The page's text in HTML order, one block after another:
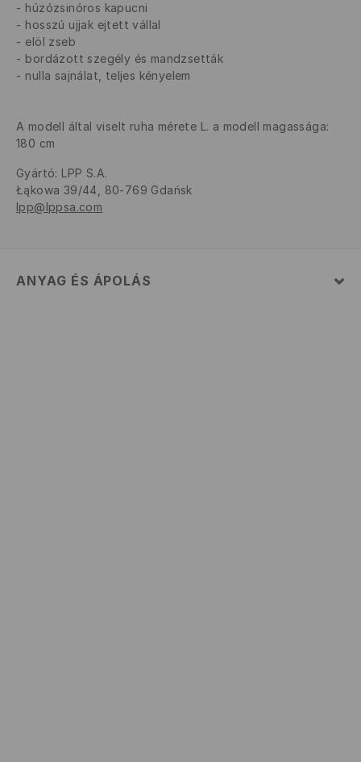
húzózsinóros kapucni
hosszú ujjak ejtett vállal
elöl zseb
bordázott szegély és mandzsetták
nulla sajnálat, teljes kényelem
A modell által viselt ruha mérete L. a modell magassága:
180 cm
Gyártó: LPP S.A.
Łąkowa 39/44, 80-769 Gdańsk
lpp@lppsa.com
ANYAG ÉS ÁPOLÁS